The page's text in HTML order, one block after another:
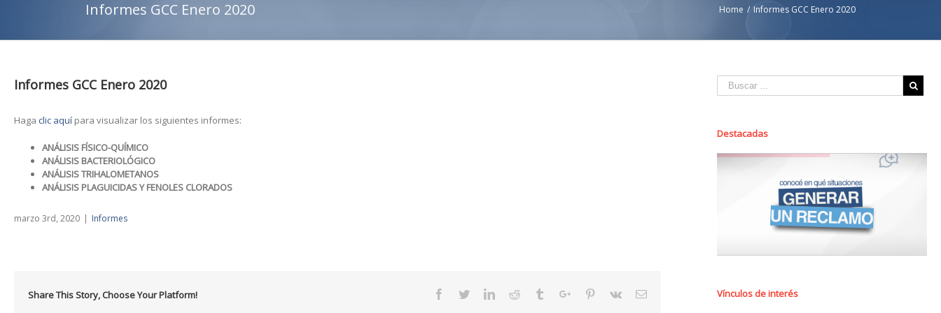
Informes GCC Enero 2020 Home / Informes GCC Enero 2020
Informes GCC Enero 2020
Haga clic aquí para visualizar los siguientes informes:
ANÁLISIS FÍSICO-QUÍMICO
ANÁLISIS BACTERIOLÓGICO
ANÁLISIS TRIHALOMETANOS
ANÁLISIS PLAGUICIDAS Y FENOLES CLORADOS
marzo 3rd, 2020 | Informes
Share This Story, Choose Your Platform! Facebook
TwitterLinkedinReddit TumblrGoogle+Pinterest
Vk Email
Destacadas
Vínculos de interés